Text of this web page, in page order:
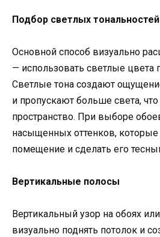
Подбор светлых тональностей
Основной способ визуально
— использовать светлые цвета
Светлые тона создают
и пропускают больше света,
пространство. При выборе
насыщенных оттенков,
помещение и сделать его
Вертикальные полосы
Вертикальный узор на обоях
визуально поднять потолок и